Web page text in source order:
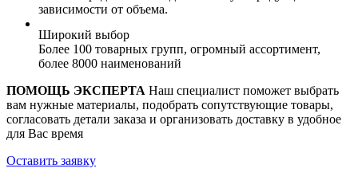
зависимости от объема.
Широкий выбор
Более 100 товарных групп, огромный ассортимент,
более 8000 наименований
ПОМОЩЬ ЭКСПЕРТА Наш специалист поможет выбрать
вам нужные материалы, подобрать сопутствующие товары,
согласовать детали заказа и организовать доставку в удобное
для Вас время
Оставить заявку